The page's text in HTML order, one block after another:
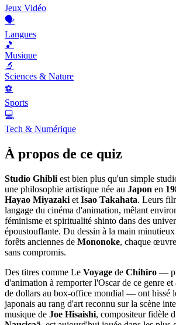
Jeux Vidéo
🗣️
Langues
🎵
Musique
🔬
Sciences & Nature
⚽
Sports
💻
Tech & Numérique
À propos de ce quiz
Studio Ghibli est bien plus qu'un simple
une philosophie artistique née au Japon en
Hayao Miyazaki et Isao Takahata. Leurs
langage du cinéma d'animation, mêlant
féminisme et spiritualité shinto dans des
époustouflante. Du dessin à la main
forêts anciennes de Mononoke, chaque
sans compromis.
Des titres comme Le Voyage de Chihiro —
d'animation à remporter l'Oscar de ce genre et
de dollars au box-office mondial — ont hissé
japonais au rang d'art reconnu sur la scène
musique de Joe Hisaishi, compositeur fidèle